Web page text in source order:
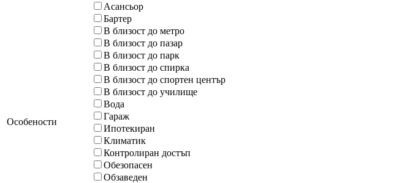
Особености
Асансьор
Бартер
В близост до метро
В близост до пазар
В близост до парк
В близост до спирка
В близост до спортен център
В близост до училище
Вода
Гараж
Ипотекиран
Климатик
Контролиран достъп
Обезопасен
Обзаведен